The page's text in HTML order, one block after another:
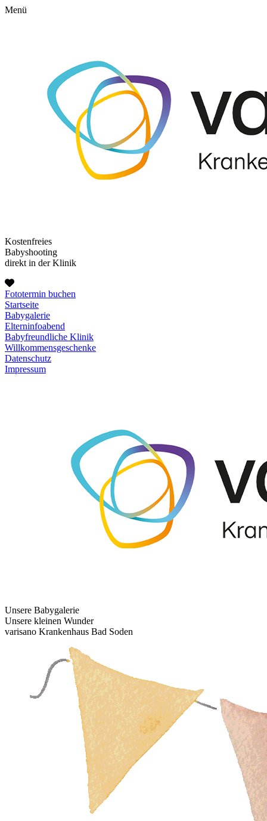
Menü
Kostenfreies
Babyshooting
direkt in der Klinik
Fototermin buchen
Startseite
Babygalerie
Elterninfoabend
Babyfreundliche Klinik
Willkommensgeschenke
Datenschutz
Impressum
Unsere Babygalerie
Unsere kleinen Wunder
varisano Krankenhaus Bad Soden